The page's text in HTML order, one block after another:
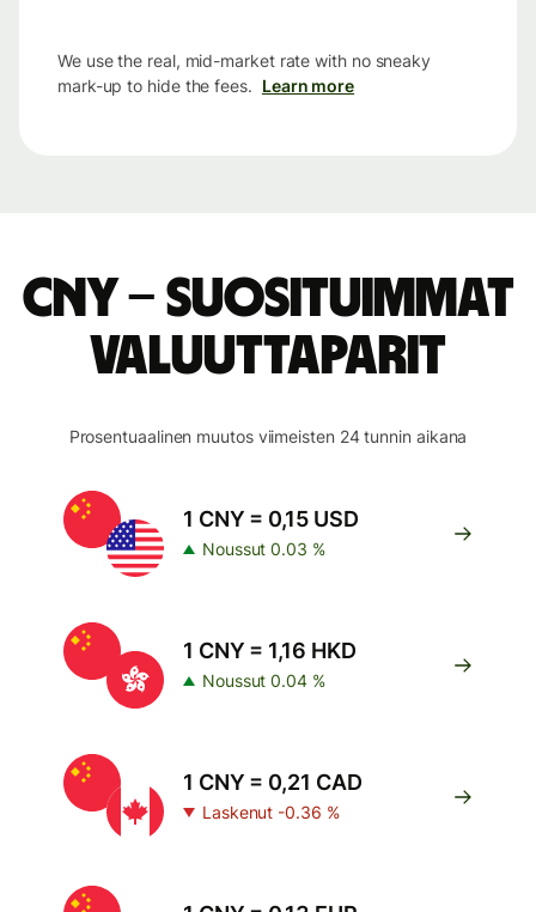
We use the real, mid-market rate with no sneaky
mark-up to hide the fees. Learn more
CNY – suosituimmat
valuuttaparit
Prosentuaalinen muutos viimeisten 24 tunnin aikana
1 CNY = 0,15 USD
Noussut 0.03 %
1 CNY = 1,16 HKD
Noussut 0.04 %
1 CNY = 0,21 CAD
Laskenut -0.36 %